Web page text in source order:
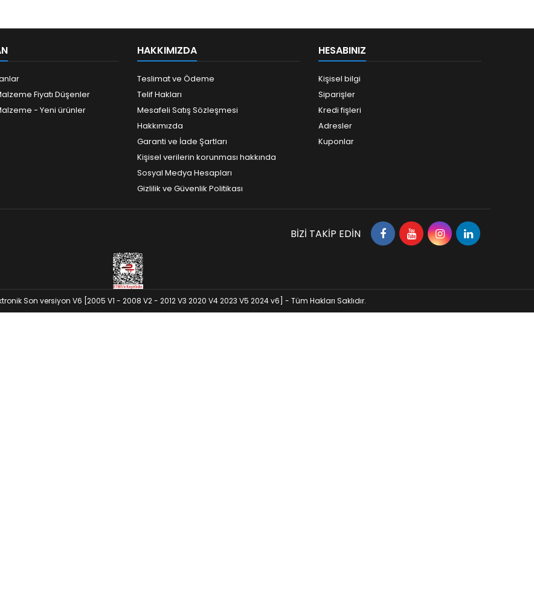
Fiyatı Düşenler
- Yeni ürünler
HAKKIMIZDA
Teslimat ve Ödeme
Telif Hakları
Mesafeli Satış Sözleşmesi
Hakkımızda
Garanti ve İade Şartları
Kişisel verilerin korunması hakkında
Sosyal Medya Hesapları
Gizlilik ve Güvenlik Politikası
HESABINIZ
Kişisel bilgi
Siparişler
Kredi fişleri
Adresler
Kuponlar
BIZI TAKIP EDIN
Son versiyon V6 [2005 V1 - 2008 V2 - 2012 V3 2020 V4 2023 V5 2024 v6] - Tüm Hakları Saklıdır.